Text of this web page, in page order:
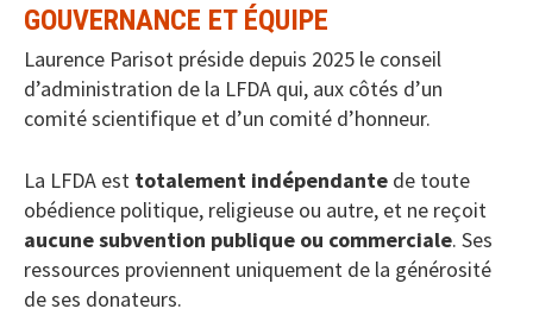
GOUVERNANCE ET ÉQUIPE
Laurence Parisot préside depuis 2025 le conseil
d’administration de la LFDA qui, aux côtés d’un
comité scientifique et d’un comité d’honneur.
La LFDA est totalement indépendante de toute
obédience politique, religieuse ou autre, et ne reçoit
aucune subvention publique ou commerciale. Ses
ressources proviennent uniquement de la générosité
de ses donateurs.